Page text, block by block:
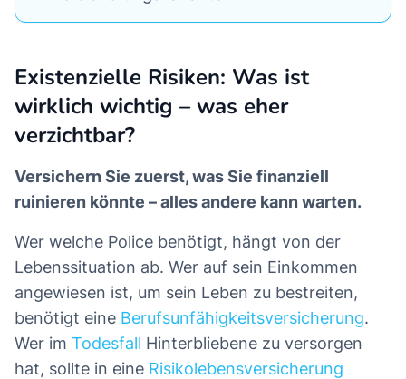
Existenzielle Risiken: Was ist
wirklich wichtig – was eher
verzichtbar?
Versichern Sie zuerst, was Sie finanziell
ruinieren könnte – alles andere kann warten.
Wer welche Police benötigt, hängt von der
Lebenssituation ab. Wer auf sein Einkommen
angewiesen ist, um sein Leben zu bestreiten,
benötigt eine Berufsunfähigkeitsversicherung.
Wer im Todesfall Hinterbliebene zu versorgen
hat, sollte in eine Risikolebensversicherung